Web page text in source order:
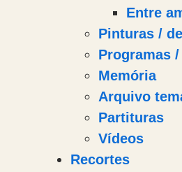
Entre
Pinturas /
Programas
Memória
Arquivo
Partituras
Vídeos
Recortes